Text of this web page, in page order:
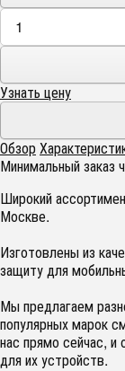
Узнать цену
Обзор
Минимальный заказ
Широкий
Москве.
Изготовлены из
защиту для
Мы предлагаем
популярных марок
нас прямо сейчас, и
для их устройств.